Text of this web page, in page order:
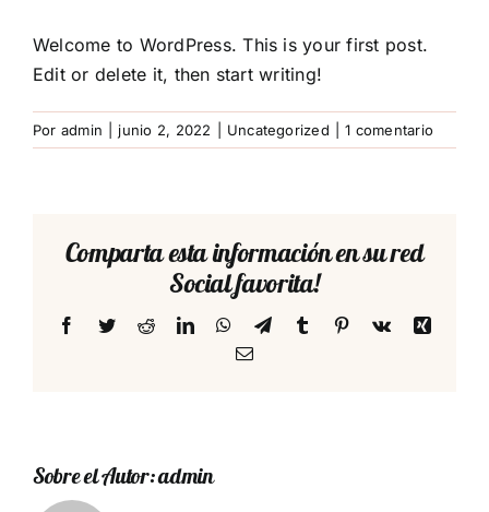
Welcome to WordPress. This is your first post.
Edit or delete it, then start writing!
Por admin junio 2, 2022 Uncategorized 1 comentario
Comparta esta información en su red
Social favorita!
Facebook
TwitterRedditLinkedInWhatsApp
TelegramTumblr Pinterest
Vk
Xing
Correo
Sobre el Autor:admin